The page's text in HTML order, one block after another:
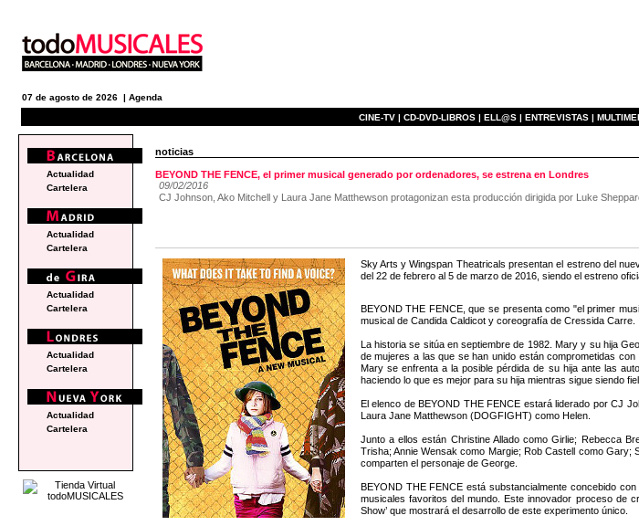
07 de agosto de 2026 | Agenda
CINE-TV | CD-DVD-LIBROS | ELL@S | ENTREVISTAS |
noticias
BEYOND THE FENCE, el primer musical generado por ordenadores, se estrena en Londres
09/02/2016
CJ Johnson, Ako Mitchell y Laura Jane Matthewson protagonizan esta producción dirigida por Luke
Sky Arts y Wingspan Theatricals presentan el estreno del
del 22 de febrero al 5 de marzo de 2016, siendo el estreno
BEYOND THE FENCE, que se presenta como "el primer
musical de Candida Caldicot y coreografía de Cressida Carre.
La historia se sitúa en septiembre de 1982. Mary y su hija
de mujeres a las que se han unido están comprometidas
Mary se enfrenta a la posible pérdida de su hija ante las
haciendo lo que es mejor para su hija mientras sigue siendo
El elenco de BEYOND THE FENCE estará liderado por CJ
Laura Jane Matthewson (DOGFIGHT) como Helen.
Junto a ellos están Christine Allado como Girlie; Rebecca
Trisha; Annie Wensak como Margie; Rob Castell como
comparten el personaje de George.
BEYOND THE FENCE está substancialmente concebido
musicales favoritos del mundo. Este innovador proceso de
Show’ que mostrará el desarrollo de este experimento único.
Actualidad
Cartelera
Actualidad
Cartelera
Actualidad
Cartelera
Actualidad
Cartelera
Actualidad
Cartelera